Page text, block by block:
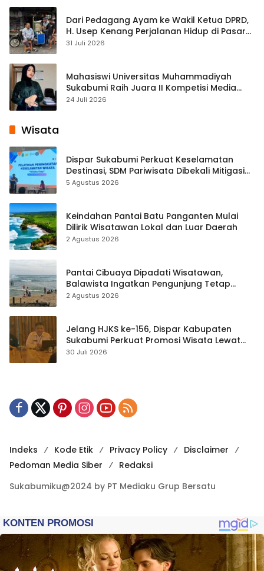
Dari Pedagang Ayam ke Wakil Ketua DPRD,
H. Usep Kenang Perjalanan Hidup di Pasar
Cisaat
31 Juli 2026
Mahasiswi Universitas Muhammadiyah
Sukabumi Raih Juara II Kompetisi Media
Pembelajaran Digital Tingkat Internasional
24 Juli 2026
Wisata
Dispar Sukabumi Perkuat Keselamatan
Destinasi, SDM Pariwisata Dibekali Mitigasi
hingga Teknik Evakuasi
5 Agustus 2026
Keindahan Pantai Batu Panganten Mulai
Dilirik Wisatawan Lokal dan Luar Daerah
2 Agustus 2026
Pantai Cibuaya Dipadati Wisatawan,
Balawista Ingatkan Pengunjung Tetap
Waspada
2 Agustus 2026
Jelang HJKS ke-156, Dispar Kabupaten
Sukabumi Perkuat Promosi Wisata Lewat
Publikasi Digital
30 Juli 2026
Indeks Kode Etik Privacy Policy
Disclaimer
Pedoman Media Siber
Redaksi
Sukabumiku@2024 by PT Mediaku Grup Bersatu